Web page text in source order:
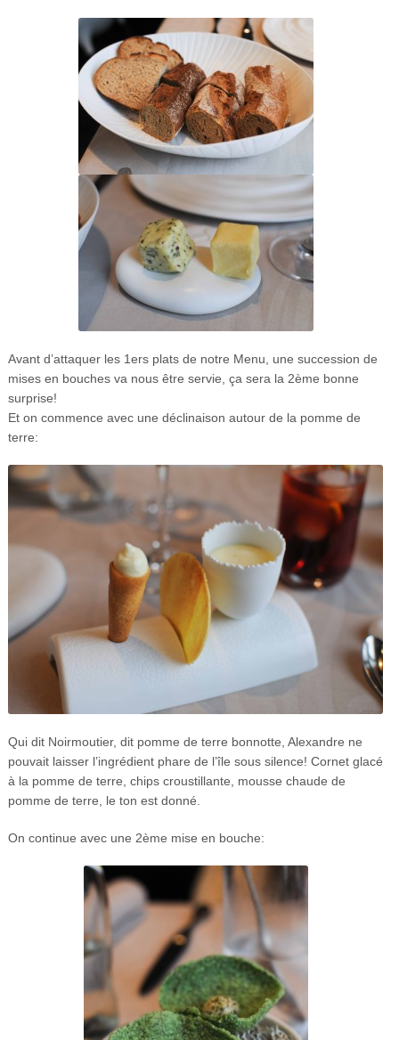
Avant d’attaquer les 1ers plats de notre Menu, une succession de
mises en bouches va nous être servie, ça sera la 2ème bonne
surprise!
Et on commence avec une déclinaison autour de la pomme de
terre:
Qui dit Noirmoutier, dit pomme de terre bonnotte, Alexandre ne
pouvait laisser l’ingrédient phare de l’île sous silence! Cornet glacé
à la pomme de terre, chips croustillante, mousse chaude de
pomme de terre, le ton est donné.
On continue avec une 2ème mise en bouche: